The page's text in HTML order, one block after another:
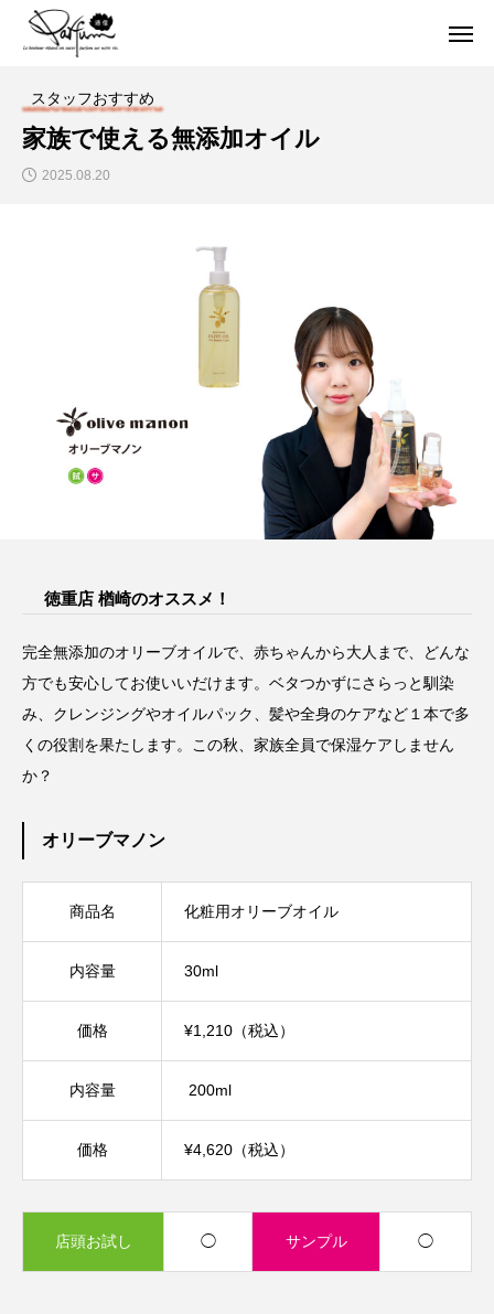
スタッフおすすめ
家族で使える無添加オイル
2025.08.20
徳重店 楢崎のオススメ！
完全無添加のオリーブオイルで、赤ちゃんから大人まで、どんな
方でも安心してお使いいだけます。ベタつかずにさらっと馴染
み、クレンジングやオイルパック、髪や全身のケアなど１本で多
くの役割を果たします。この秋、家族全員で保湿ケアしません
か？
オリーブマノン
商品名 化粧用オリーブオイル
内容量 30ml
価格 ¥1,210（税込）
内容量 200ml
価格 ¥4,620（税込）
店頭お試し ◯ サンプル ◯